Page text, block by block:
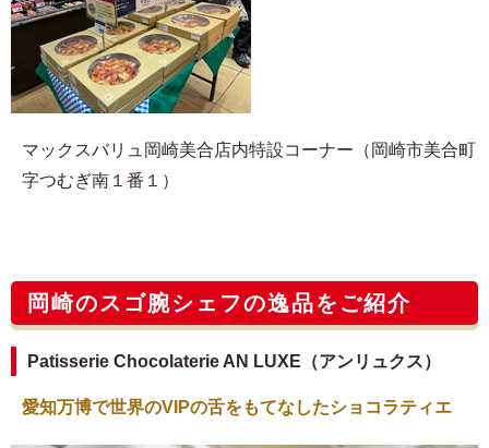
マックスバリュ岡崎美合店内特設コーナー（岡崎市美合町
字つむぎ南１番１）
岡崎のスゴ腕シェフの逸品をご紹介
Patisserie Chocolaterie AN LUXE（アンリュクス）
愛知万博で世界のVIPの舌をもてなしたショコラティエ